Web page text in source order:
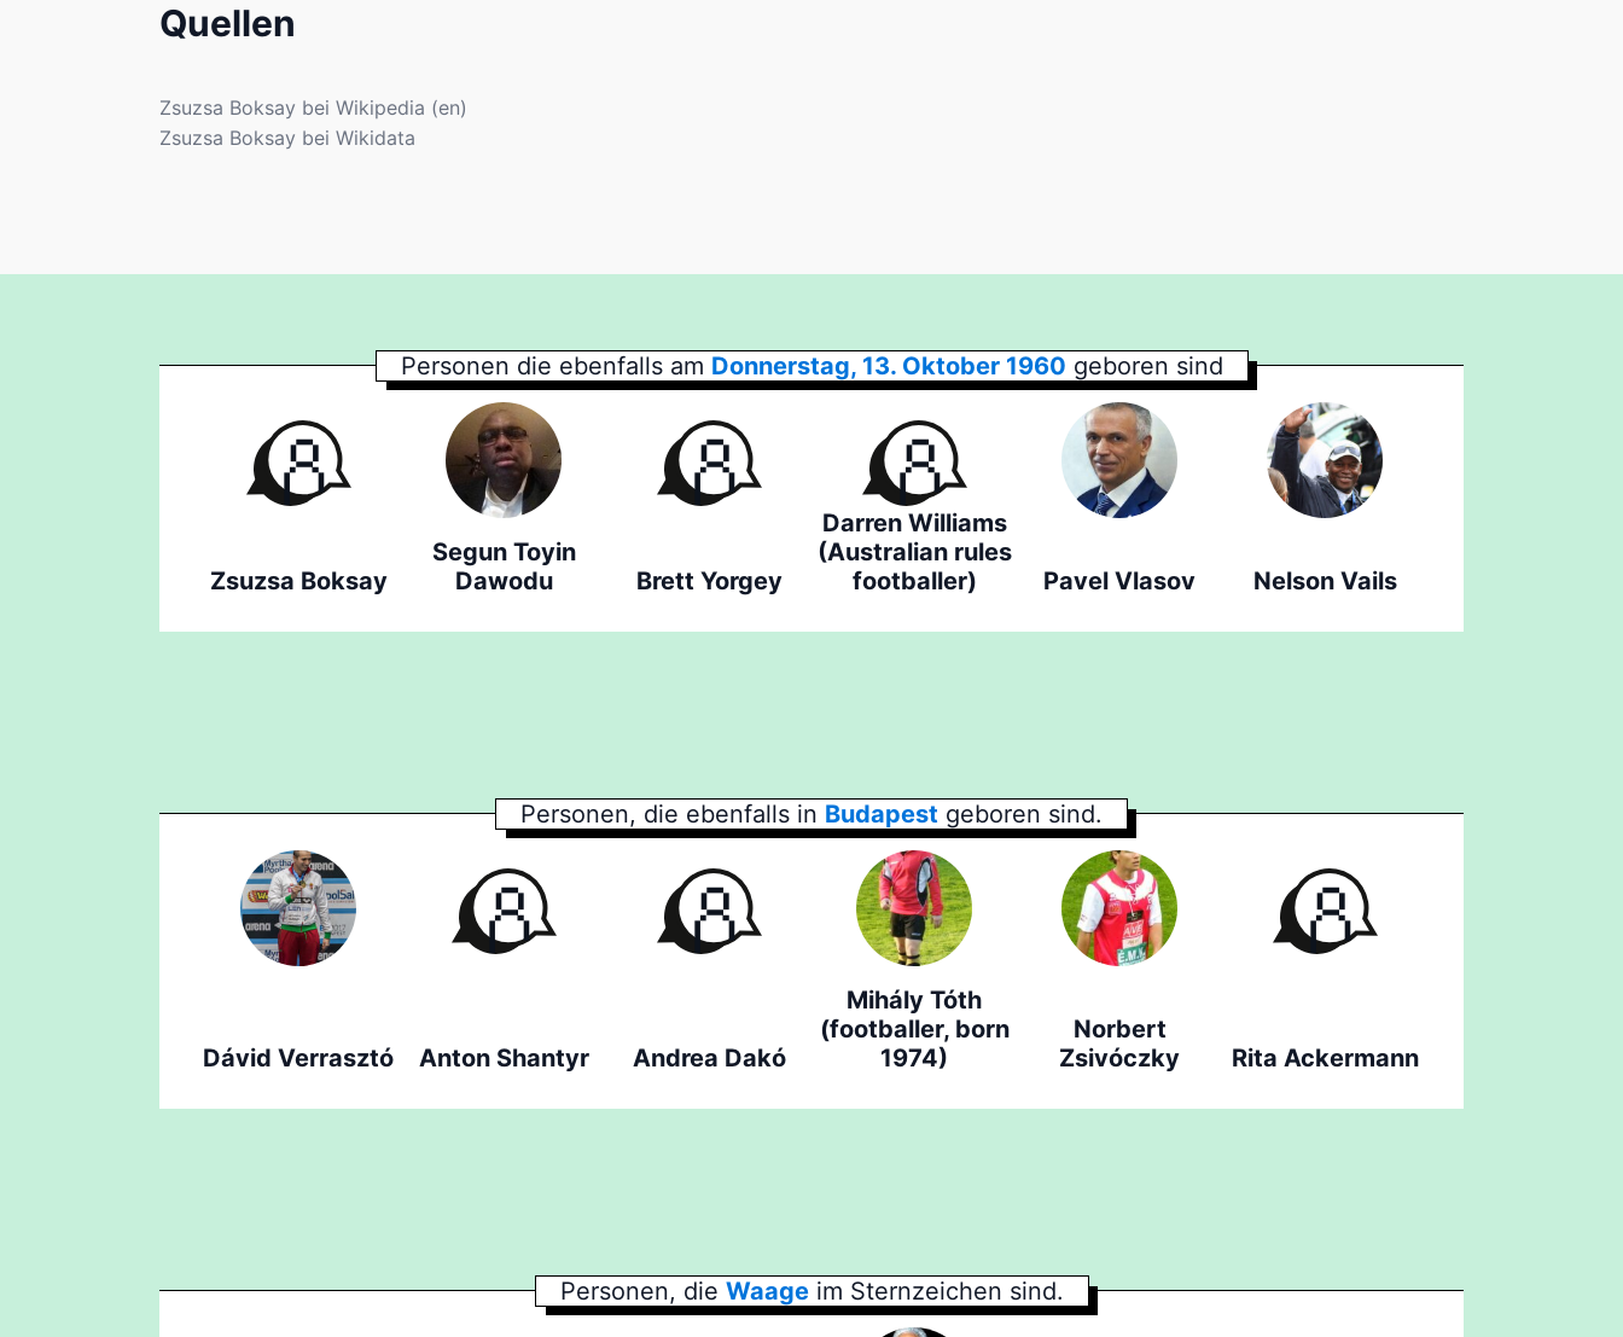
Quellen
Zsuzsa Boksay bei Wikipedia (en)
Zsuzsa Boksay bei Wikidata
Personen die ebenfalls am Donnerstag, 13. Oktober 1960 geboren sind
Zsuzsa Boksay
Segun Toyin
Dawodu
Brett Yorgey
Darren Williams
(Australian rules
footballer)
Pavel Vlasov Nelson Vails
Personen, die ebenfalls in Budapest geboren sind.
Dávid Verrasztó Anton Shantyr Andrea Dakó
Mihály Tóth
(footballer, born
1974)
Norbert
Zsivóczky
Rita Ackermann
Personen, die Waage im Sternzeichen sind.